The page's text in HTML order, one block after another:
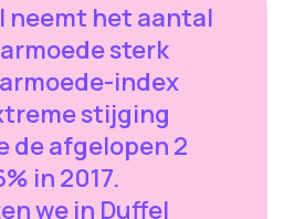
neemt het aantal
sterk
index
stijging
de afgelopen 2
in 2017.
we in Duffel